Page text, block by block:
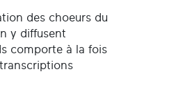
des choeurs du
y diffusent
comporte à la fois